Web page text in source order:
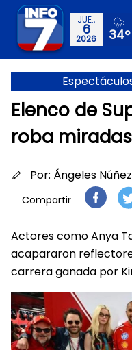
JUE.,
6
2026 34°
Elenco de
roba
Por: Ángeles Núñez
Compartir
Actores como Anya
acapararon
carrera ganada por